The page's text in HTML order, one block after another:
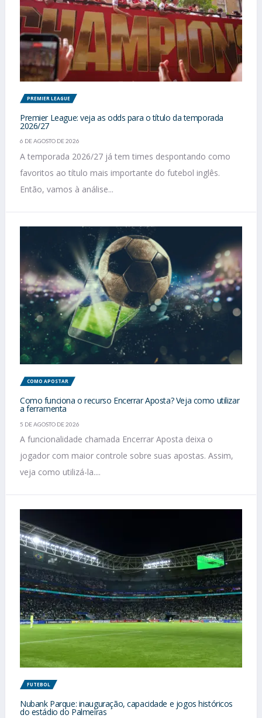
PREMIER LEAGUE
Premier League: veja as odds para o título da temporada
2026/27
6 DE AGOSTO DE 2026
A temporada 2026/27 já tem times despontando como
favoritos ao título mais importante do futebol inglês.
Então, vamos à análise...
COMO APOSTAR
Como funciona o recurso Encerrar Aposta? Veja como utilizar
a ferramenta
5 DE AGOSTO DE 2026
A funcionalidade chamada Encerrar Aposta deixa o
jogador com maior controle sobre suas apostas. Assim,
veja como utilizá-la....
FUTEBOL
Nubank Parque: inauguração, capacidade e jogos históricos
do estádio do Palmeiras